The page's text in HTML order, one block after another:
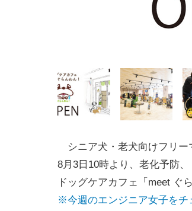
シニア犬・老犬向けフリー
8月3日10時より、老化予防
ドッグケアカフェ「meet ぐ
※今週のエンジニア女子をチ